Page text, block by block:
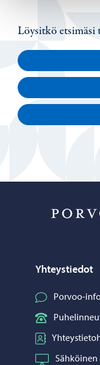
Löysitkö etsimäsi
Yhteystiedot
Porvoo-